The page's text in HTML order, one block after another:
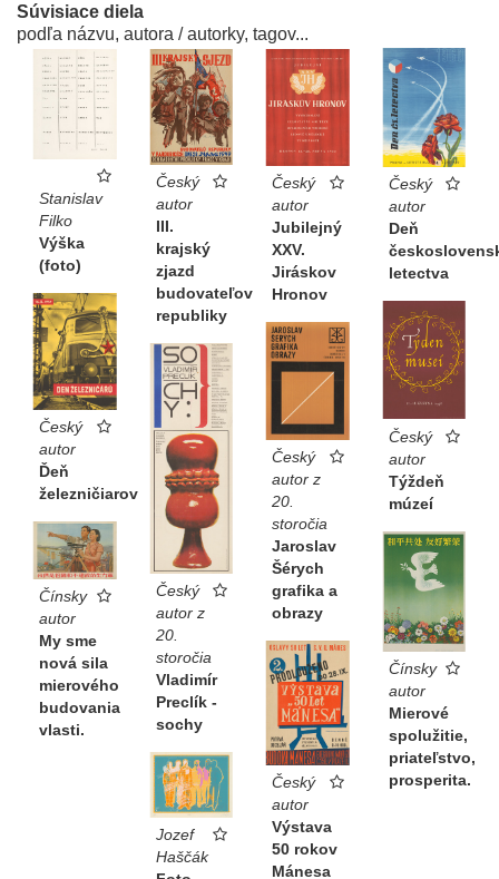
Súvisiace diela
podľa názvu, autora / autorky, tagov...
Stanislav
Filko
Výška
(foto)
Český
autor
III.
krajský
zjazd
budovateľov
republiky
Český
autor
Jubilejný
XXV.
Jiráskov
Hronov
Český
autor
Deň
letectva
Český
autor
Ďeň
železničiarov
Český
autor
Týždeň
múzeí
Český
autor z
20.
storočia
Jaroslav
Šérych
grafika a
obrazy
Český
autor z
20.
storočia
Vladimír
Preclík -
sochy
Čínsky
autor
My sme
nová sila
mierového
budovania
vlasti.
Čínsky
autor
Mierové
spolužitie,
priateľstvo,
prosperita.
Český
autor
Výstava
50 rokov
Mánesa
Jozef
Haščák